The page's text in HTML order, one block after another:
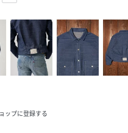
ップに登録する